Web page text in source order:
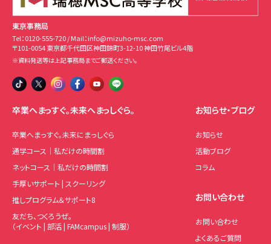
東京事務局
Tel：0120-555-720/ Mail：info@mizuho-msc.com
〒101-0054 東京都千代田区神田錦町3-12-10 神田竹尾ビル4階
※資料発送等は上記事務局までご郵送ください。
卒業へまっすぐ。未来へまっしぐら。
卒業へまっすぐ。未来にまっしぐら
通学コース｜私だけの時間割
ネットコース｜私だけの時間割
手厚いサポート | スクーリング
推しプログラム＆サポート8
友だち、つくろうぜ。
（イベント | 部活 | FAMcampus | 制服）
お知らせ・ブログ
お知らせ
活動ブログ
コラム
お問い合わせ
お問い合わせ
よくあるご質問